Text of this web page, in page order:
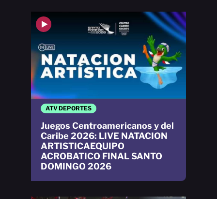
ATV DEPORTES
Juegos Centroamericanos y del
Caribe 2026: LIVE NATACION
ARTISTICAEQUIPO
ACROBATICO FINAL SANTO
DOMINGO 2026